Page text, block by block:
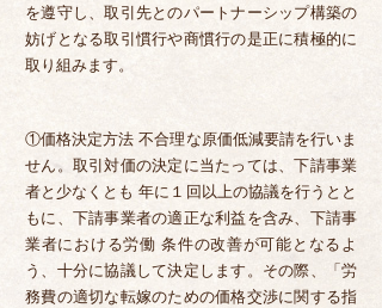
を遵守し、取引先とのパートナーシップ構築の
妨げとなる取引慣行や商慣行の是正に積極的に
取り組みます。
①価格決定方法 不合理な原価低減要請を行いま
せん。取引対価の決定に当たっては、下請事業
者と少なくとも 年に１回以上の協議を行うとと
もに、下請事業者の適正な利益を含み、下請事
業者における労働 条件の改善が可能となるよ
う、十分に協議して決定します。その際、「労
務費の適切な転嫁のための価格交渉に関する指